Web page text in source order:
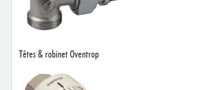
Têtes & robinet Oventrop